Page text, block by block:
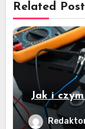
Related Post
Jak i